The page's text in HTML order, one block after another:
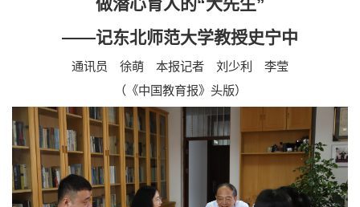
——记东北师范大学教授史宁中
通讯员 徐萌 本报记者 刘少利 李莹
（《中国教育报》头版）